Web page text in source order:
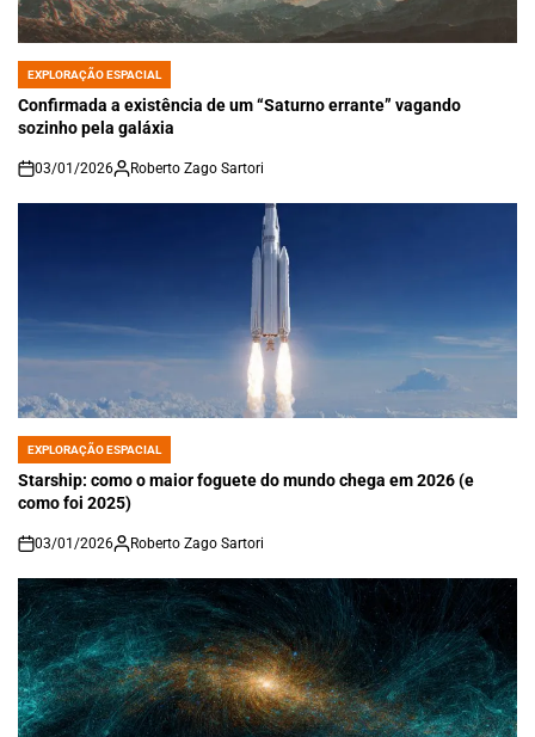
POSTED
IN
EXPLORAÇÃO ESPACIAL
Confirmada a existência de um “Saturno errante” vagando
sozinho pela galáxia
on
03/01/2026 Roberto Zago Sartori
POSTED
IN
EXPLORAÇÃO ESPACIAL
Starship: como o maior foguete do mundo chega em 2026 (e
como foi 2025)
on
03/01/2026 Roberto Zago Sartori